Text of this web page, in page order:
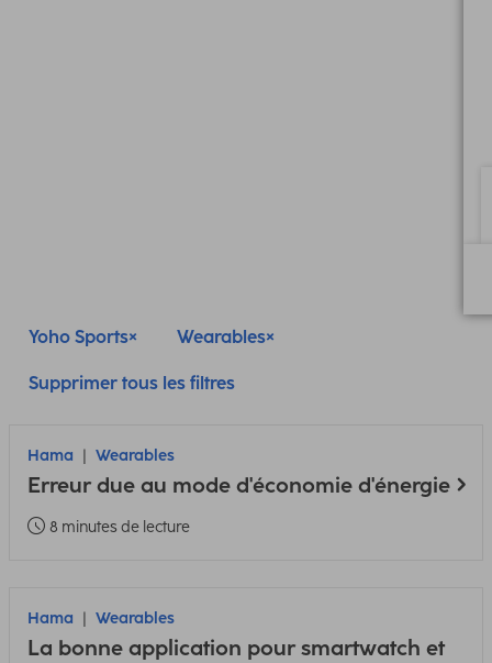
Yoho Sports Wearables
Supprimer tous les filtres
Hama Wearables
Erreur due au mode d'économie d'énergie
8 minutes de lecture
Hama Wearables
La bonne application pour smartwatch et